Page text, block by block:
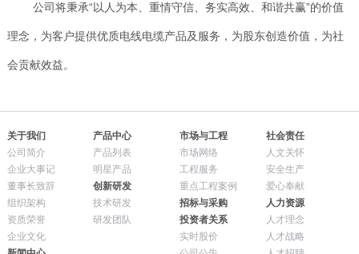
公司将秉承“以人为本、重情守信、务实高效、和谐共赢”的价值
理念，为客户提供优质电线电缆产品及服务，为股东创造价值，为社
会贡献效益。
关于我们
公司简介
企业大事记
董事长致辞
组织架构
资质荣誉
企业文化
产品中心
产品列表
明星产品
创新研发
技术研发
研发团队
市场与工程
市场网络
工程服务
重点工程案例
招标与采购
投资者关系
实时股价
社会责任
人文关怀
安全生产
爱心奉献
人力资源
人才理念
人才战略